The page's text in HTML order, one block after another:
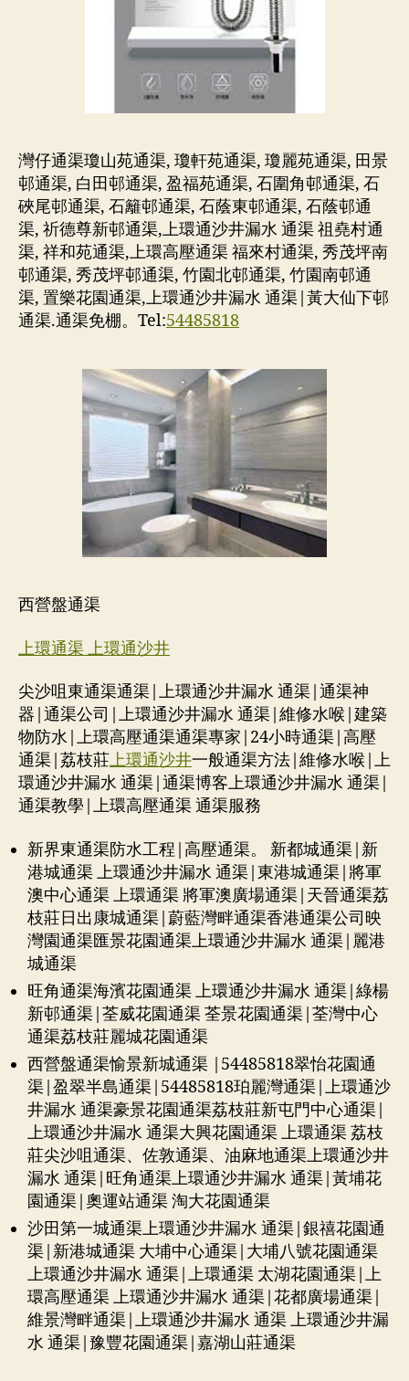
灣仔通渠瓊山苑通渠, 瓊軒苑通渠, 瓊麗苑通渠, 田景
邨通渠, 白田邨通渠, 盈福苑通渠, 石圍角邨通渠, 石
硤尾邨通渠, 石籬邨通渠, 石蔭東邨通渠, 石蔭邨通
渠, 祈德尊新邨通渠,上環通沙井漏水 通渠 祖堯村通
渠, 祥和苑通渠,上環高壓通渠 福來村通渠, 秀茂坪南
邨通渠, 秀茂坪邨通渠, 竹園北邨通渠, 竹園南邨通
渠, 置樂花園通渠,上環通沙井漏水 通渠|黃大仙下邨
通渠.通渠免棚。Tel:54485818
西營盤通渠
上環通渠上環通沙井
尖沙咀東通渠通渠|上環通沙井漏水 通渠|通渠神
器|通渠公司|上環通沙井漏水 通渠|維修水喉|建築
物防水|上環高壓通渠通渠專家|24小時通渠|高壓
通渠|荔枝莊上環通沙井一般通渠方法|維修水喉|上
環通沙井漏水 通渠|通渠博客上環通沙井漏水 通渠|
通渠教學|上環高壓通渠 通渠服務
新界東通渠防水工程|高壓通渠。 新都城通渠|新
港城通渠 上環通沙井漏水 通渠|東港城通渠|將軍
澳中心通渠 上環通渠 將軍澳廣場通渠|天晉通渠荔
枝莊日出康城通渠|蔚藍灣畔通渠香港通渠公司映
灣園通渠匯景花園通渠上環通沙井漏水 通渠|麗港
城通渠
旺角通渠海濱花園通渠 上環通沙井漏水 通渠|綠楊
新邨通渠|荃威花園通渠 荃景花園通渠|荃灣中心
通渠荔枝莊麗城花園通渠
西營盤通渠愉景新城通渠 |54485818翠怡花園通
渠|盈翠半島通渠|54485818珀麗灣通渠|上環通沙
井漏水 通渠豪景花園通渠荔枝莊新屯門中心通渠|
上環通沙井漏水 通渠大興花園通渠 上環通渠 荔枝
莊尖沙咀通渠、佐敦通渠、油麻地通渠上環通沙井
漏水 通渠|旺角通渠上環通沙井漏水 通渠|黃埔花
園通渠|奧運站通渠 淘大花園通渠
沙田第一城通渠上環通沙井漏水 通渠|銀禧花園通
渠|新港城通渠 大埔中心通渠|大埔八號花園通渠
上環通沙井漏水 通渠|上環通渠 太湖花園通渠|上
環高壓通渠 上環通沙井漏水 通渠|花都廣場通渠|
維景灣畔通渠|上環通沙井漏水 通渠 上環通沙井漏
水 通渠|豫豐花園通渠|嘉湖山莊通渠